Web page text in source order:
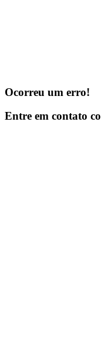
Ocorreu um erro!
Entre em contato